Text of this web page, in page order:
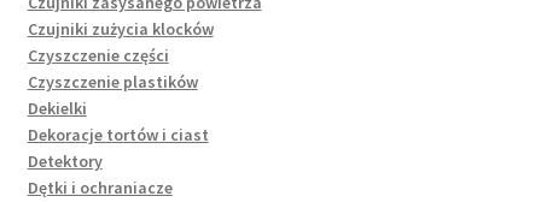
Czujniki zużycia klocków
Czyszczenie części
Czyszczenie plastików
Dekielki
Dekoracje tortów i ciast
Detektory
Dętki i ochraniacze